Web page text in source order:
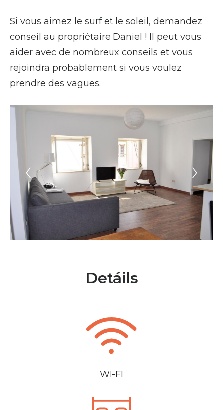
Si vous aimez le surf et le soleil, demandez
conseil au propriétaire Daniel ! Il peut vous
aider avec de nombreux conseils et vous
rejoindra probablement si vous voulez
prendre des vagues.
Detáils
WI-FI